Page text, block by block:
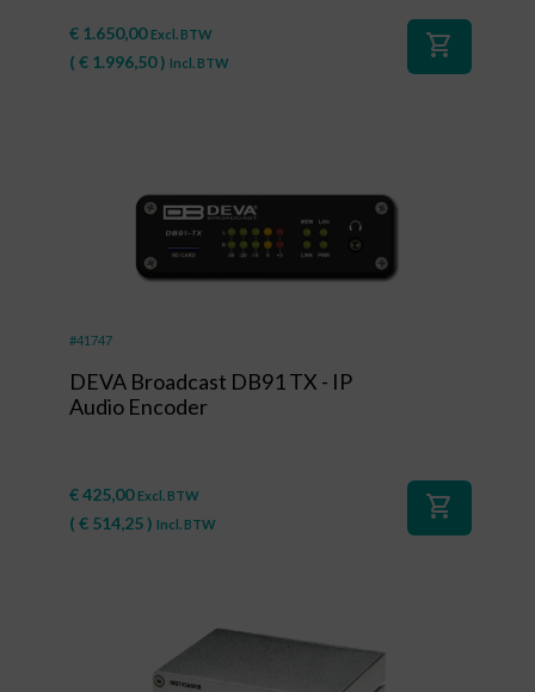
€ 1.650,00 Excl. BTW
( € 1.996,50) Incl. BTW
shopping_cart
#41747
DEVA Broadcast DB91 TX - IP
Audio Encoder
€425,00 Excl. BTW
( € 514,25) Incl. BTW
shopping_cart